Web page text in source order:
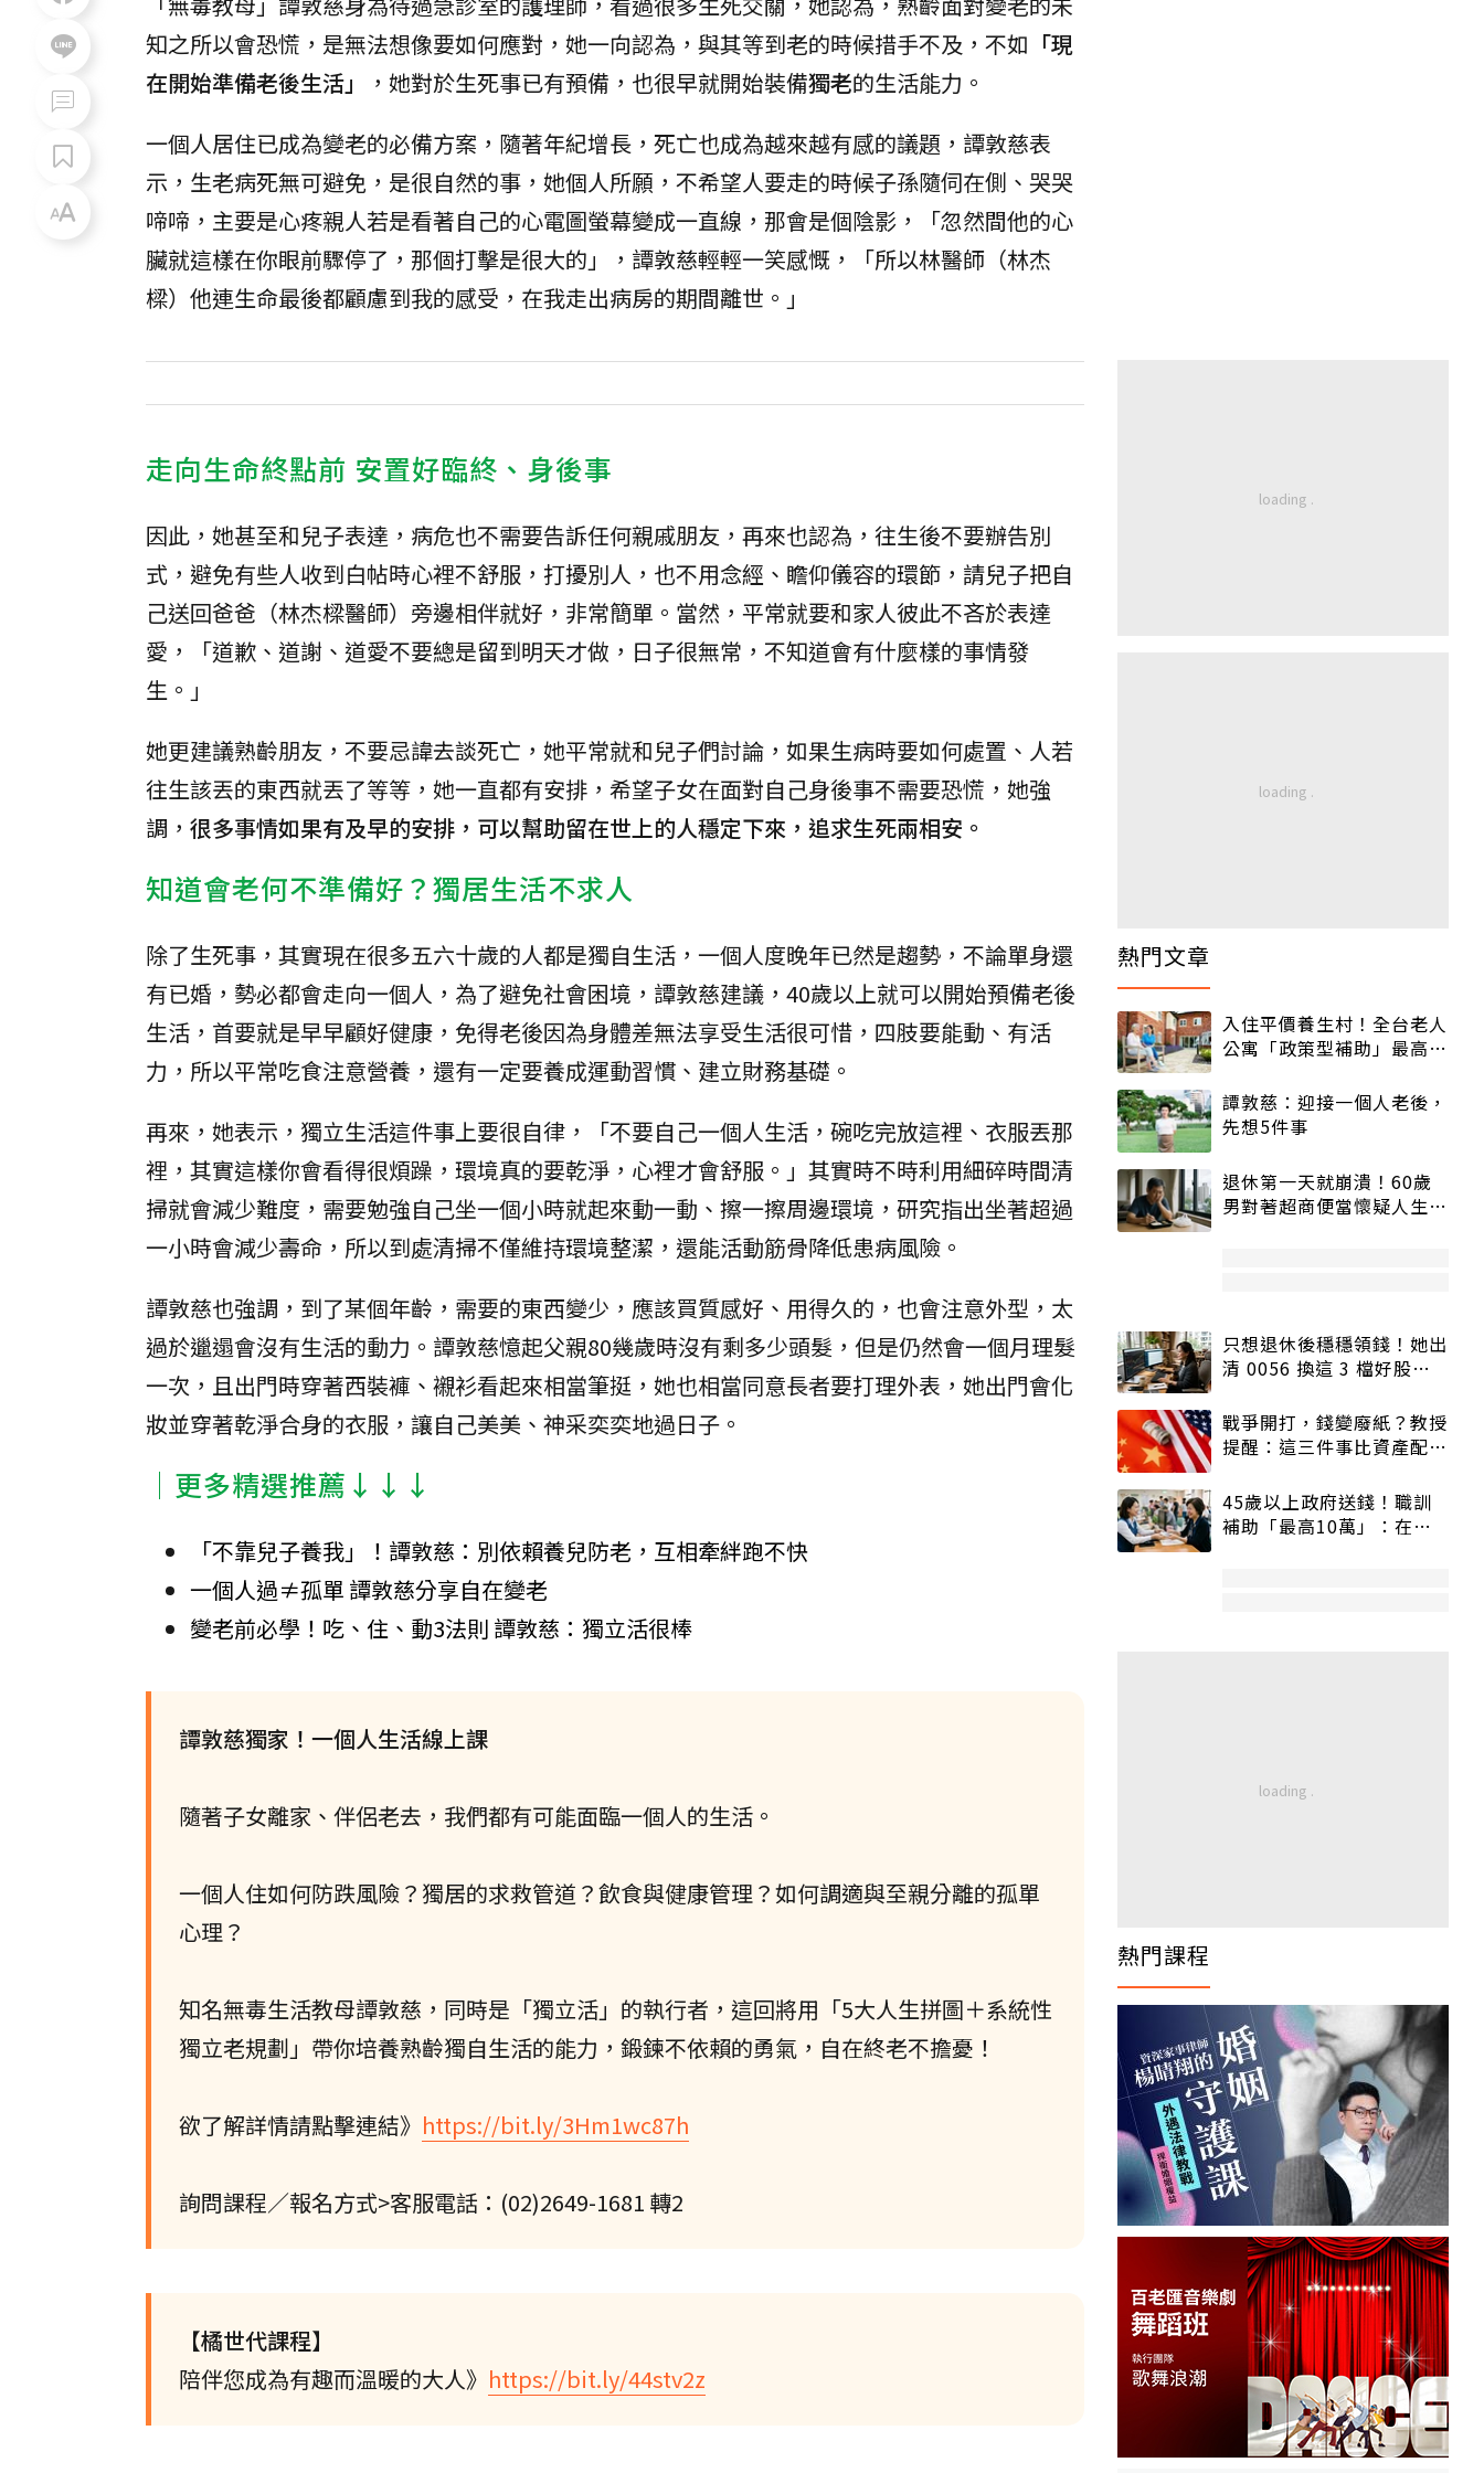
知之所以會恐慌，是無法想像要如何應對，她一向認為，與其等到老的時候措手不及，不如 「現
在開始準備老後生活」
，她對於生死事已有預備，也很早就開始裝備獨老的生活能力。
一個人居住已成為變老的必備方案，隨著年紀增長，死亡也成為越來越有感的議題，譚敦慈表
示，生老病死無可避免，是很自然的事，她個人所願，不希望人要走的時候子孫隨伺在側、哭哭
啼啼，主要是心疼親人若是看著自己的心電圖螢幕變成一直線，那會是個陰影，「忽然間他的心
臟就這樣在你眼前驟停了，那個打擊是很大的」，譚敦慈輕輕一笑感慨，「所以林醫師（林杰
樑）他連生命最後都顧慮到我的感受，在我走出病房的期間離世。」
走向生命終點前 安置好臨終、身後事
因此，她甚至和兒子表達，病危也不需要告訴任何親戚朋友，再來也認為，往生後不要辦告別
式，避免有些人收到白帖時心裡不舒服，打擾別人，也不用念經、瞻仰儀容的環節，請兒子把自
己送回爸爸（林杰樑醫師）旁邊相伴就好，非常簡單。當然，平常就要和家人彼此不吝於表達
愛，「道歉、道謝、道愛不要總是留到明天才做，日子很無常，不知道會有什麼樣的事情發
生。」
她更建議熟齡朋友，不要忌諱去談死亡，她平常就和兒子們討論，如果生病時要如何處置、人若
往生該丟的東西就丟了等等，她一直都有安排，希望子女在面對自己身後事不需要恐慌，她強
調， 很多事情如果有及早的安排，可以幫助留在世上的人穩定下來，追求生死兩相安。
知道會老何不準備好？獨居生活不求人
除了生死事，其實現在很多五六十歲的人都是獨自生活，一個人度晚年已然是趨勢，不論單身還
有已婚，勢必都會走向一個人，為了避免社會困境，譚敦慈建議，40歲以上就可以開始預備老後
生活，首要就是早早顧好健康，免得老後因為身體差無法享受生活很可惜，四肢要能動、有活
力，所以平常吃食注意營養，還有一定要養成運動習慣、建立財務基礎。
再來，她表示，獨立生活這件事上要很自律，「不要自己一個人生活，碗吃完放這裡、衣服丟那
裡，其實這樣你會看得很煩躁，環境真的要乾淨，心裡才會舒服。」其實時不時利用細碎時間清
掃就會減少難度，需要勉強自己坐一個小時就起來動一動、擦一擦周邊環境，研究指出坐著超過
一小時會減少壽命，所以到處清掃不僅維持環境整潔，還能活動筋骨降低患病風險。
譚敦慈也強調，到了某個年齡，需要的東西變少，應該買質感好、用得久的，也會注意外型，太
過於邋遢會沒有生活的動力。譚敦慈憶起父親80幾歲時沒有剩多少頭髮，但是仍然會一個月理髮
一次，且出門時穿著西裝褲、襯衫看起來相當筆挺，她也相當同意長者要打理外表，她出門會化
妝並穿著乾淨合身的衣服，讓自己美美、神采奕奕地過日子。
│更多精選推薦↓↓↓
「不靠兒子養我」！譚敦慈：別依賴養兒防老，互相牽絆跑不快
一個人過≠孤單 譚敦慈分享自在變老
變老前必學！吃、住、動3法則 譚敦慈：獨立活很棒
譚敦慈獨家！一個人生活線上課
隨著子女離家、伴侶老去，我們都有可能面臨一個人的生活。
一個人住如何防跌風險？獨居的求救管道？飲食與健康管理？如何調適與至親分離的孤單
心理？
知名無毒生活教母譚敦慈，同時是「獨立活」的執行者，這回將用「5大人生拼圖＋系統性
獨立老規劃」帶你培養熟齡獨自生活的能力，鍛鍊不依賴的勇氣，自在終老不擔憂！
欲了解詳情請點擊連結》 https://bit.ly/3Hm1wc87h
詢問課程／報名方式>客服電話：(02)2649-1681 轉2
【橘世代課程】
陪伴您成為有趣而溫暖的大人》 https://bit.ly/44stv2z
熱門文章
入住平價養生村！全台老人
公寓「政策型補助」最高打
譚敦慈：迎接一個人老後，
先想5件事
退休第一天就崩潰！60歲
男對著超商便當懷疑人生
只想退休後穩穩領錢！她出
清 0056 換這 3 檔好股：
戰爭開打，錢變廢紙？教授
提醒：這三件事比資產配置
45歲以上政府送錢！職訓
補助「最高10萬」：在
熱門課程